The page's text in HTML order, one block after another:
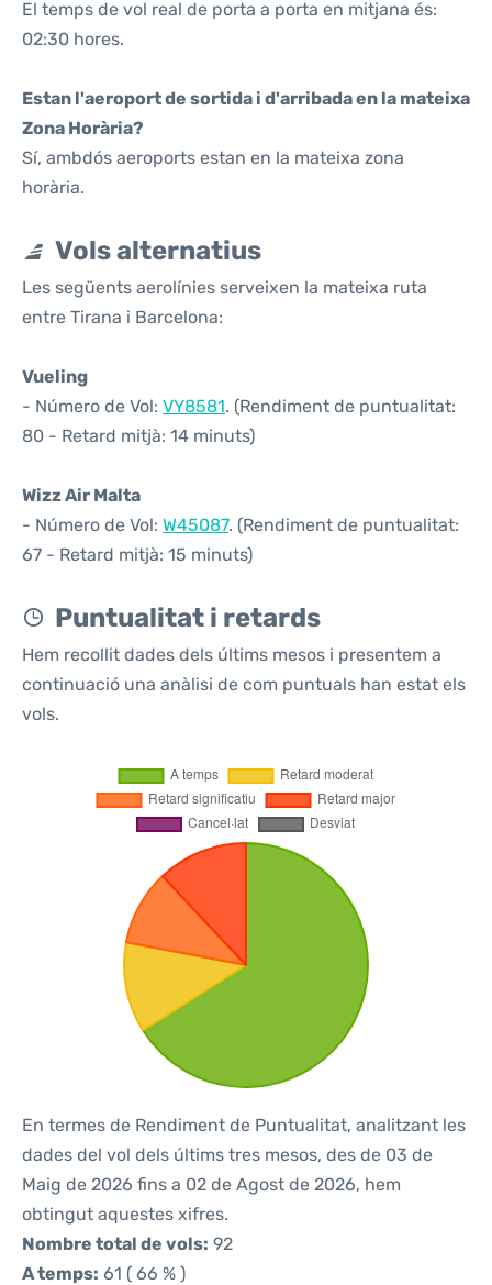
El temps de vol real de porta a porta en mitjana és:
02:30 hores.
Estan l'aeroport de sortida i d'arribada en la mateixa
Zona Horària?
Sí, ambdós aeroports estan en la mateixa zona
horària.
Vols alternatius
Les següents aerolínies serveixen la mateixa ruta
entre Tirana i Barcelona:
Vueling
- Número de Vol: VY8581. (Rendiment de puntualitat:
80 - Retard mitjà: 14 minuts)
Wizz Air Malta
- Número de Vol: W45087. (Rendiment de puntualitat:
67 - Retard mitjà: 15 minuts)
Puntualitat i retards
Hem recollit dades dels últims mesos i presentem a
continuació una anàlisi de com puntuals han estat els
vols.
En termes de Rendiment de Puntualitat, analitzant les
dades del vol dels últims tres mesos, des de 03 de
Maig de 2026 fins a 02 de Agost de 2026, hem
obtingut aquestes xifres.
Nombre total de vols: 92
A temps: 61 ( 66 % )